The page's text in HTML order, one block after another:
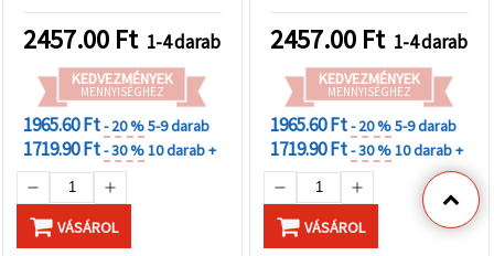
projektekhez
2457.00 Ft 1-4 darab
KEDVEZMÉNYEK
MENNYISÉGHEZ
1965.60 Ft- 20 %5-9 darab
1719.90 Ft- 30 %10 darab +
VÁSÁROL
lakásdekorhoz és kreatív
DIY projektekhez EM ART
2457.00 Ft 1-4 darab
KEDVEZMÉNYEK
MENNYISÉGHEZ
1965.60 Ft- 20 %5-9 darab
1719.90 Ft- 30 %10 darab +
VÁSÁROL